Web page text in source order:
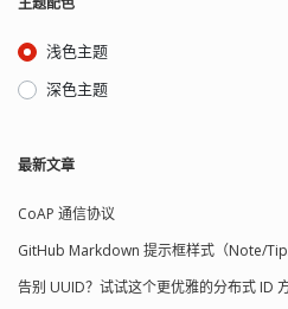
浅色主题
深色主题
最新文章
CoAP 通信协议
GitHub Markdown 提示框样式（Note/
告别 UUID？试试这个更优雅的分布式 ID